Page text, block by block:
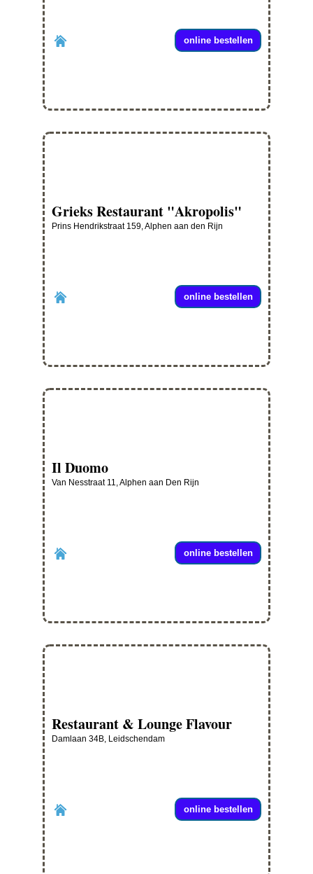
online bestellen
Grieks Restaurant "Akropolis"
Prins Hendrikstraat 159, Alphen aan den Rijn
online bestellen
Il Duomo
Van Nesstraat 11, Alphen aan Den Rijn
online bestellen
Restaurant & Lounge Flavour
Damlaan 34B, Leidschendam
online bestellen